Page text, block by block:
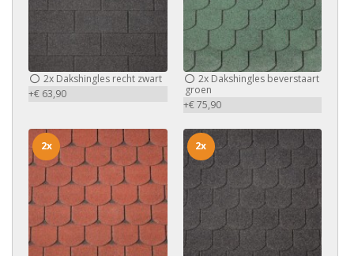
2x Dakshingles recht zwart
+€ 63,90
2xDakshingles beverstaart
groen
+€ 75,90
2x 2x